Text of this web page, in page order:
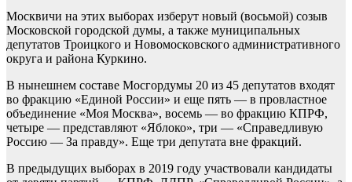
Москвичи на этих выборах изберут новый (восьмой) созыв
Московской городской думы, а также муниципальных
депутатов Троицкого и Новомосковского административного
округа и района Куркино.
В нынешнем составе Мосгордумы 20 из 45 депутатов входят
во фракцию «Единой России» и еще пять — в провластное
объединение «Моя Москва», восемь — во фракцию КПРФ,
четыре — представляют «Яблоко», три — «Справедливую
Россию — За правду». Еще три депутата вне фракций.
В предыдущих выборах в 2019 году участвовали кандидаты